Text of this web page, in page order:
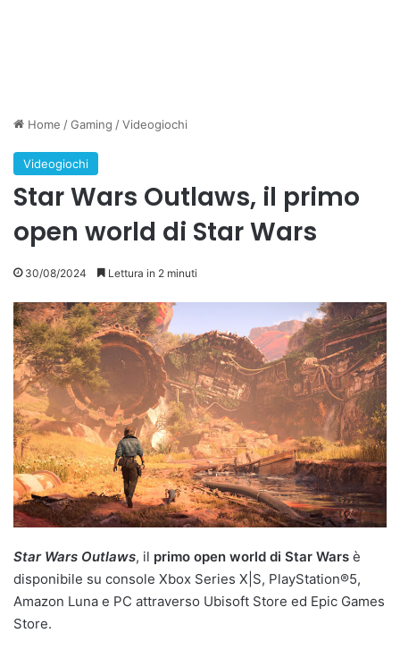
Home /Gaming /Videogiochi
Videogiochi
Star Wars Outlaws, il primo
open world di Star Wars
30/08/2024 Lettura in 2 minuti
Star Wars Outlaws, il primo open world di Star Wars è
disponibile su console Xbox Series X|S, PlayStation®5,
Amazon Luna e PC attraverso Ubisoft Store ed Epic Games
Store.